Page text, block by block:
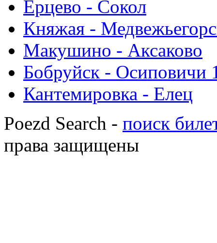
Ерцево - Сокол
Княжая -
Макушино - Аксаково
Бобруйск - Осиповичи
Кантемировка - Елец
Poezd Search - поиск
права защищены